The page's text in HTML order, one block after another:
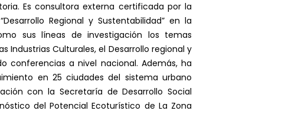
Es consultora externa certificada por la
Regional y Sustentabilidad” en la
sus líneas de investigación los temas
Industrias Culturales, el Desarrollo regional y
conferencias a nivel nacional. Además, ha
en 25 ciudades del sistema urbano
con la Secretaría de Desarrollo Social
del Potencial Ecoturístico de La Zona